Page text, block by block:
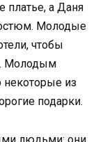
платье, а Даня
Молодые
чтобы
Молодым
некоторые из
подарки.
людьми: они